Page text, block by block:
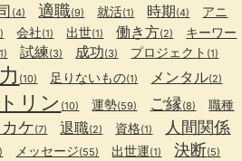
(4) 適職(9) 就活(1) 時期(4)
アニ
会社(1) 出世(1) 働き方(2)
キーワー
試練(3) 成功(3) プロジェクト (1)
(10) 足りないもの(1) メンタル(2)
リン (10) 運勢(59) ご縁(8) 職種
ケ(7) 退職(2) 資格(1) 人間関係
メッセージ(55) 出世運(1) 決断(5)